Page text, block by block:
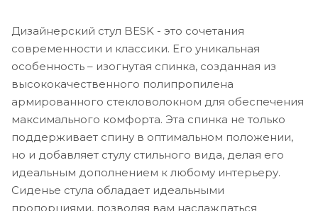
Дизайнерский стул BESK - это сочетания
современности и классики. Его уникальная
особенность – изогнутая спинка, созданная из
высококачественного полипропилена
армированного стекловолокном для обеспечения
максимального комфорта. Эта спинка не только
поддерживает спину в оптимальном положении,
но и добавляет стулу стильного вида, делая его
идеальным дополнением к любому интерьеру.
Сиденье стула обладает идеальными
пропорциями, позволяя вам наслаждаться